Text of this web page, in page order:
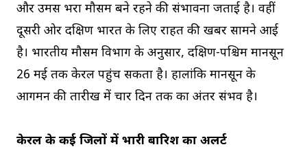
और उमस भरा मौसम बने रहने की संभावना जताई है। वहीं
दूसरी ओर दक्षिण भारत के लिए राहत की खबर सामने आई
है। भारतीय मौसम विभाग के अनुसार, दक्षिण-पश्चिम मानसून
26 मई तक केरल पहुंच सकता है। हालांकि मानसून के
आगमन की तारीख में चार दिन तक का अंतर संभव है।
केरल के कई जिलों में भारी बारिश का अलर्ट